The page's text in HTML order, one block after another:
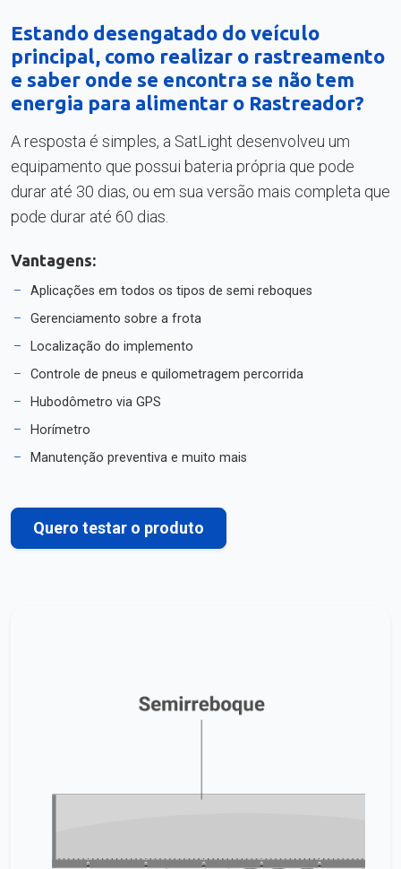
Estando desengatado do veículo
principal, como realizar o rastreamento
e saber onde se encontra se não tem
energia para alimentar o Rastreador?
A resposta é simples, a SatLight desenvolveu um
equipamento que possui bateria própria que pode
durar até 30 dias, ou em sua versão mais completa que
pode durar até 60 dias.
Vantagens:
Aplicações em todos os tipos de semi reboques
Gerenciamento sobre a frota
Localização do implemento
Controle de pneus e quilometragem percorrida
Hubodômetro via GPS
Horímetro
Manutenção preventiva e muito mais
Quero testar o produto